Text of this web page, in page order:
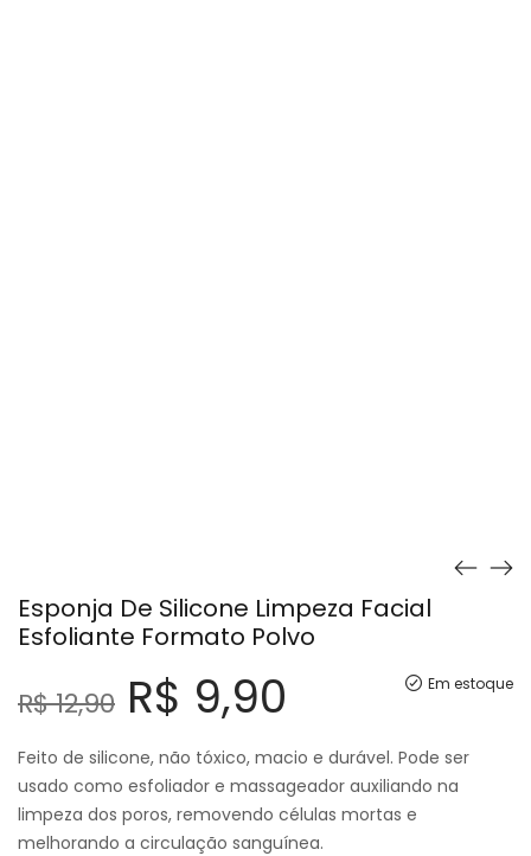
Esponja De Silicone Limpeza Facial
Esfoliante Formato Polvo
Em estoque
R$12,90 R$ 9,90
Feito de silicone, não tóxico, macio e durável. Pode ser
usado como esfoliador e massageador auxiliando na
limpeza dos poros, removendo células mortas e
melhorando a circulação sanguínea.